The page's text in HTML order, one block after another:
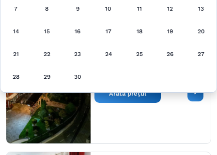
Arată pe hartă
Vila Diamond
Arată prețul
7 8 9 10 11 12 13
14 15 16 17 18 19 20
21 22 23 24 25 26 27
28 29 30